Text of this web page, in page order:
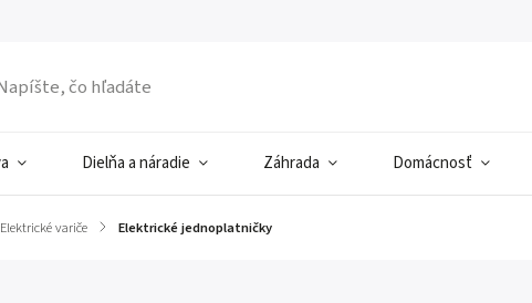
Dielňa a náradie Záhrada Domácnosť
Elektrické variče / Elektrické jednoplatničky